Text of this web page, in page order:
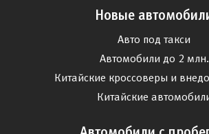
Новые
Авто под такси
Автомобили до 2 млн.
Китайские кроссоверы и
Китайские